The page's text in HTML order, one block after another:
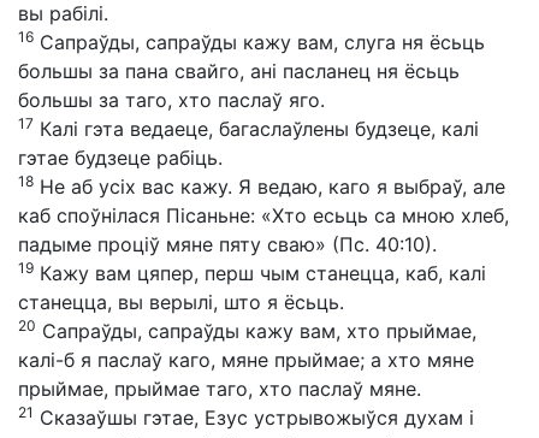
вы рабілі.
16 Сапраўды, сапраўды кажу вам, слуга ня ёсьць
большы за пана свайго, ані пасланец ня ёсьць
большы за таго, хто паслаў яго.
17 Калі гэта ведаеце, багаслаўлены будзеце, калі
гэтае будзеце рабіць.
18 Не аб усіх вас кажу. Я ведаю, каго я выбраў, але
каб споўнілася Пісаньне: «Хто есьць са мною хлеб,
падыме проціў мяне пяту сваю» (Пс. 40:10).
19 Кажу вам цяпер, перш чым станецца, каб, калі
станецца, вы верылі, што я ёсьць.
20 Сапраўды, сапраўды кажу вам, хто прыймае,
калі-б я паслаў каго, мяне прыймае; а хто мяне
прыймае, прыймае таго, хто паслаў мяне.
21 Сказаўшы гэтае, Езус устрывожыўся духам і